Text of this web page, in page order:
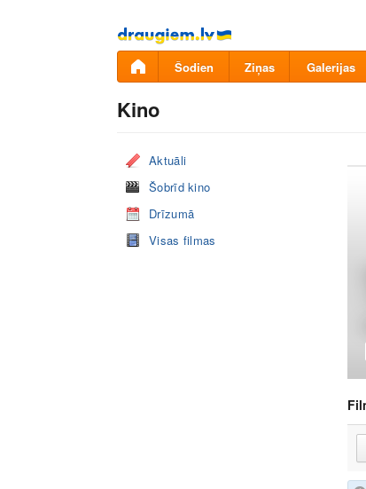
Pāriet
uz
saturu
Šodien Ziņas Galerijas
Kino
Aktuāli
Šobrīd kino
Drīzumā
Visas filmas